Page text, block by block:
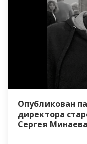
Опубликован
директора
Сергея Минаева